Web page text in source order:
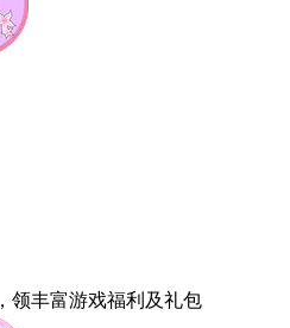
，领丰富游戏福利 及礼包